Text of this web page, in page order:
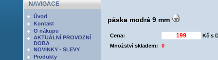
NAVIGACE
Úvod
Kontakt
O nákupu
AKTUÁLNÍ PROVOZNÍ
DOBA
NOVINKY - SLEVY
Produkty
páska modrá 9 mm
Cena:
Kč s
Množství skladem:
0